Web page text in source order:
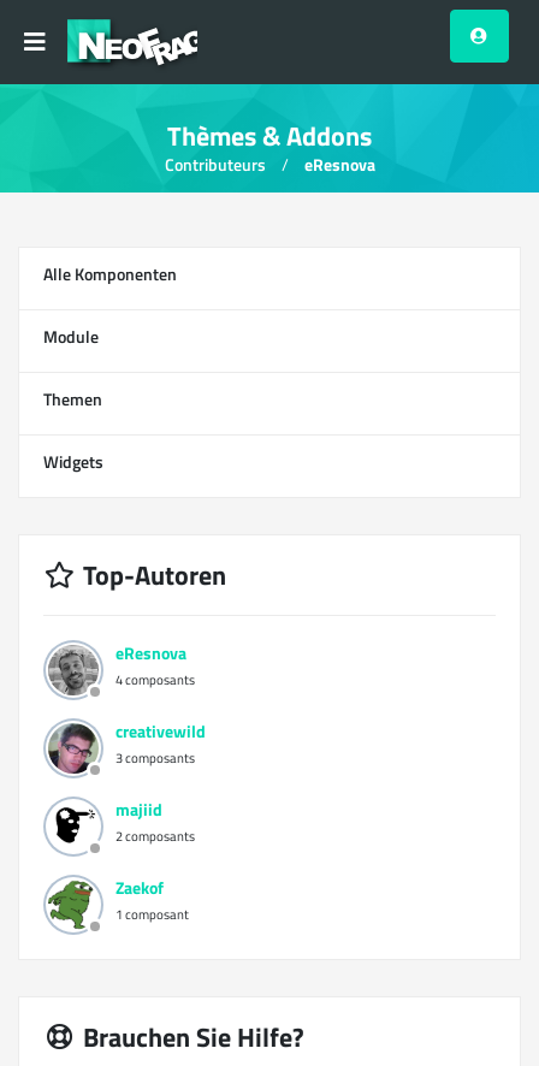
Thèmes & Addons
Contributeurs eResnova
Alle Komponenten
Module
Themen
Widgets
Top-Autoren
eResnova
4 composants
creativewild
3 composants
majiid
2 composants
Zaekof
1 composant
Brauchen Sie Hilfe?